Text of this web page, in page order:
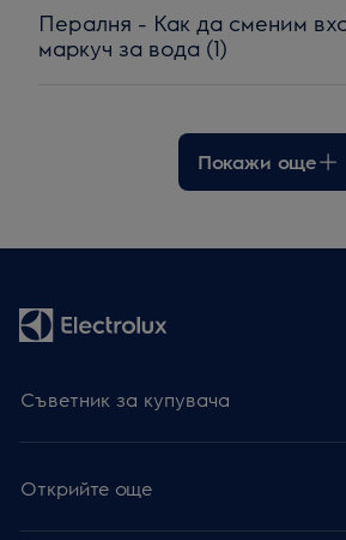
Пералня - Как да сменим
маркуч за вода (1)
Покажи още
Съветник за купувача
Открийте още